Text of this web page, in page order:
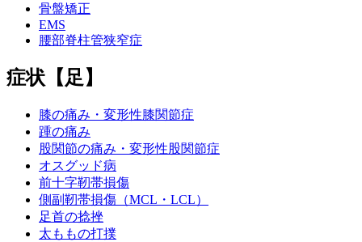
骨盤矯正
EMS
腰部脊柱管狭窄症
症状【足】
膝の痛み・変形性膝関節症
踵の痛み
股関節の痛み・変形性股関節症
オスグッド病
前十字靭帯損傷
側副靭帯損傷（MCL・LCL）
足首の捻挫
太ももの打撲